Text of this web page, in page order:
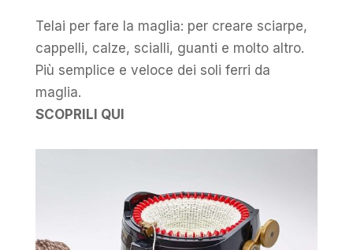
Telai per fare la maglia: per creare sciarpe,
cappelli, calze, scialli, guanti e molto altro.
Più semplice e veloce dei soli ferri da
maglia.
SCOPRILI QUI